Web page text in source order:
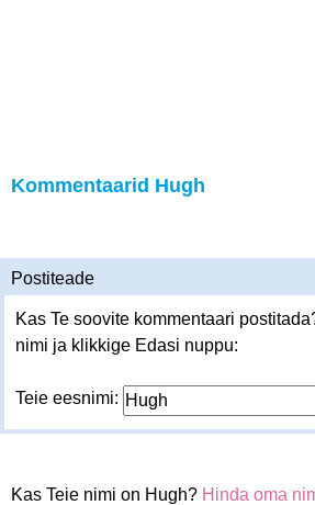
Kommentaarid Hugh
Postiteade
Kas Te soovite kommentaari
nimi ja klikkige Edasi nuppu:
Teie eesnimi:
Kas Teie nimi on Hugh? Hinda oma